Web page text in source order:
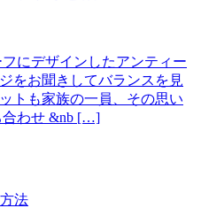
にデザインしたアンティー
をお聞きしてバランスを見
トも家族の一員、その思い
合わせ &nb […]
法